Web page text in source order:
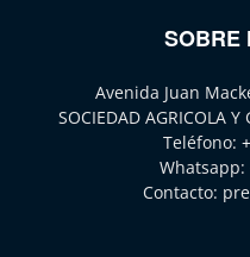
SOBRE
Avenida Juan
SOCIEDAD AGRICOLA
Teléfono:
Whatsapp:
Contacto: